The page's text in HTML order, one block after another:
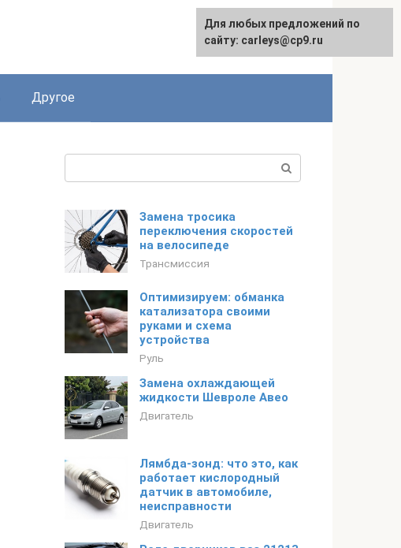
Другое
Замена тросика
переключения скоростей
на велосипеде
Трансмиссия
Оптимизируем: обманка
катализатора своими
руками и схема
устройства
Руль
Замена охлаждающей
жидкости Шевроле Авео
Двигатель
Лямбда-зонд: что это, как
работает кислородный
датчик в автомобиле,
неисправности
Двигатель
Для любых предложений по
сайту: carleys@cp9.ru